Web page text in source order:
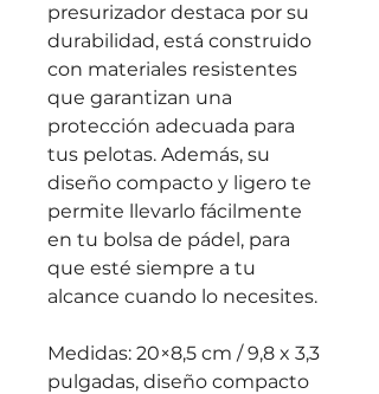
presurizador destaca por su
durabilidad, está construido
con materiales resistentes
que garantizan una
protección adecuada para
tus pelotas. Además, su
diseño compacto y ligero te
permite llevarlo fácilmente
en tu bolsa de pádel, para
que esté siempre a tu
alcance cuando lo necesites.
Medidas: 20×8,5 cm / 9,8 x 3,3
pulgadas, diseño compacto